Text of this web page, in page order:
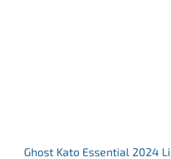
Ghost Kato Essential 2024